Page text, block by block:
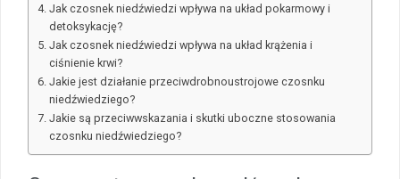
Jak czosnek niedźwiedzi wpływa na układ pokarmowy i
detoksykację?
Jak czosnek niedźwiedzi wpływa na układ krążenia i
ciśnienie krwi?
Jakie jest działanie przeciwdrobnoustrojowe czosnku
niedźwiedziego?
Jakie są przeciwwskazania i skutki uboczne stosowania
czosnku niedźwiedziego?